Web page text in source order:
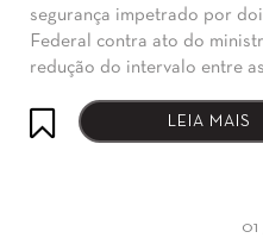
segurança impetrado por
Federal contra ato do
redução do intervalo entre
LEIA MAIS
01